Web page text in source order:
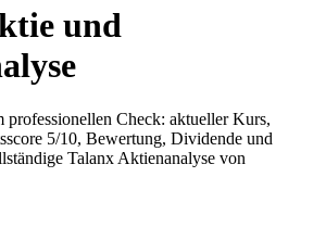
und
professionellen Check: aktueller Kurs,
5/10, Bewertung, Dividende und
Talanx Aktienanalyse von